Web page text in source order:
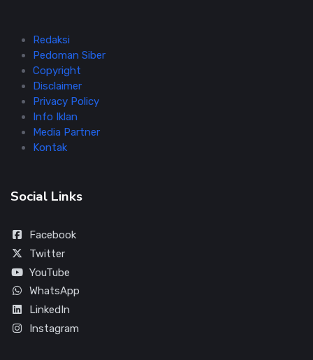
Redaksi
Pedoman Siber
Copyright
Disclaimer
Privacy Policy
Info Iklan
Media Partner
Kontak
Social Links
Facebook
Twitter
YouTube
WhatsApp
LinkedIn
Instagram